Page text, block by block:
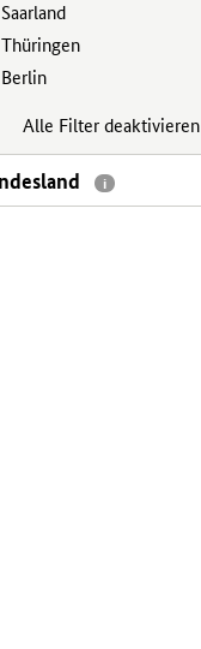
Saarland
Thüringen
Berlin
Alle Filter deaktivieren
i